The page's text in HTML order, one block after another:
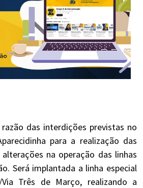
das interdições previstas no
para a realização das
na operação das linhas
Será implantada a linha especial
Via Três de Março, realizando a